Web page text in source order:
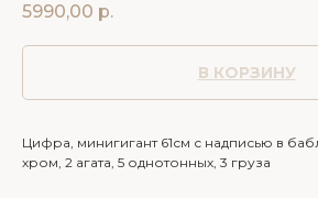
5990,00 р.
В КОРЗИНУ
Цифра, минигигант 61см с надписью в
хром, 2 агата, 5 однотонных, 3 груза